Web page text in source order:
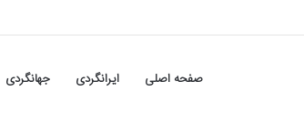
صفحه اصلی ایرانگردی جهانگردی